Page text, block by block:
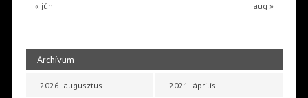
« jún aug »
Archívum
2026. augusztus 2021. április